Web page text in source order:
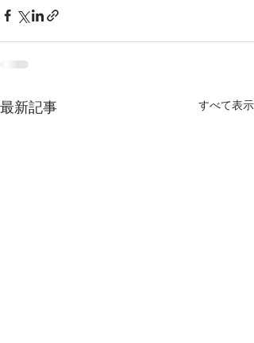
最新記事 すべて表示